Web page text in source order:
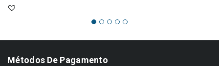
Métodos De Pagamento